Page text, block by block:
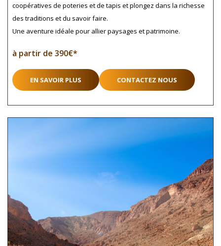
coopératives de poteries et de tapis et plongez dans la richesse
des traditions et du savoir faire.
Une aventure idéale pour allier paysages et patrimoine.
à partir de 390€*
EN SAVOIR PLUS CONTACTEZ NOUS